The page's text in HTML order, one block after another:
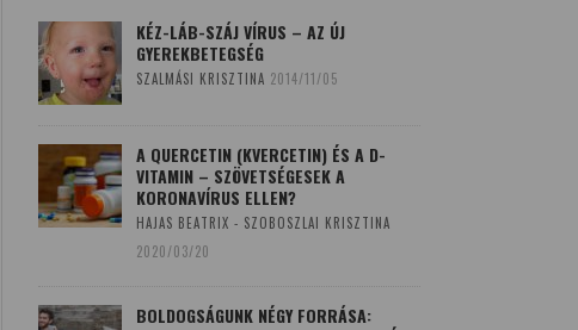
KÉZ-LÁB-SZÁJ VÍRUS – AZ ÚJ
GYEREKBETEGSÉG
SZALMÁSI KRISZTINA 2014/11/05
A QUERCETIN (KVERCETIN) ÉS A D-
VITAMIN – SZÖVETSÉGESEK A
KORONAVÍRUS ELLEN?
HAJAS BEATRIX - SZOBOSZLAI KRISZTINA
2020/03/20
BOLDOGSÁGUNK NÉGY FORRÁSA: